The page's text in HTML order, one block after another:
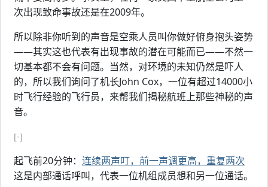
次出现致命事故还是在2009年。
所以除非你听到的声音是空乘人员叫你做好俯身抱头姿势
——其实这也代表有出现事故的潜在可能而已——不然一
切基本都不会有问题。当然，对环境的未知仍然是吓人
的，所以我们询问了机长John Cox，一位有超过14000小
时飞行经验的飞行员，来帮我们揭秘航班上那些神秘的声
音。
[-]
起飞前20分钟： 连续两声叮，前一声调更高，重复两次
这是内部通话呼叫，代表一位机组成员想和另一位通话。